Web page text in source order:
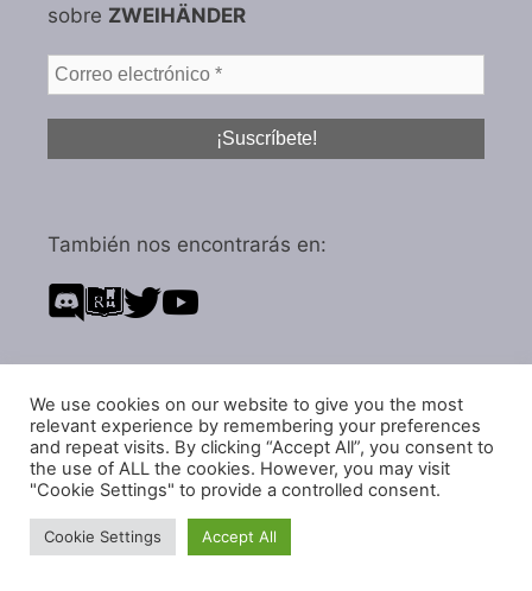
sobre ZWEIHÄNDER
También nos encontrarás en:
Política de privacidad
Política de cookies
© 2026 IGARol Estudio• Creado con
We use cookies on our website to give you the most
relevant experience by remembering your preferences
and repeat visits. By clicking “Accept All”, you consent to
the use of ALL the cookies. However, you may visit
"Cookie Settings" to provide a controlled consent.
Cookie Settings Accept All